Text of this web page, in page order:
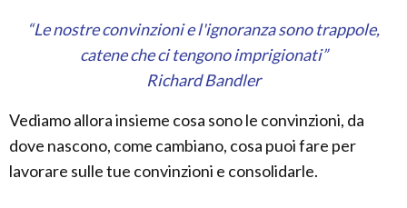
“Le nostre convinzioni e l'ignoranza sono trappole,
catene che ci tengono imprigionati”
Richard Bandler
Vediamo allora insieme cosa sono le convinzioni, da
dove nascono, come cambiano, cosa puoi fare per
lavorare sulle tue convinzioni e consolidarle.